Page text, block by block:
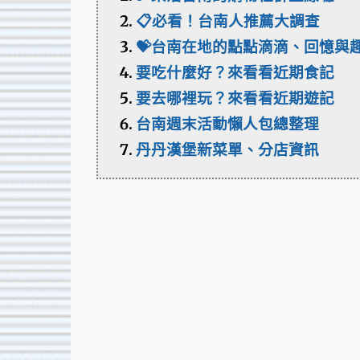
📋必看！台南人推薦大調查
💝台南在地的點點滴滴、回憶與
要吃什麼好？來看看近期食記
要去哪裡玩？來看看近期遊記
台南週末活動懶人包總整理
丹丹漢堡新菜單、分店資訊